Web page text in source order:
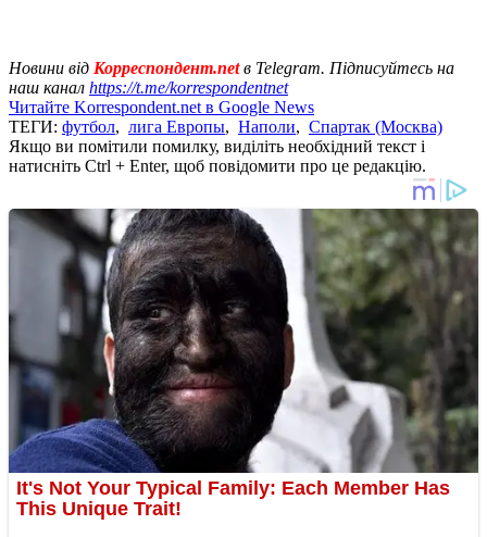
Новини від Корреспондент.netв Telegram. Підписуйтесь на
наш канал https://t.me/korrespondentnet
Читайте Korrespondent.net в Google News
ТЕГИ: футбол, лига Европы, Наполи, Спартак (Москва)
Якщо ви помітили помилку, виділіть необхідний текст і
натисніть Ctrl + Enter, щоб повідомити про це редакцію.